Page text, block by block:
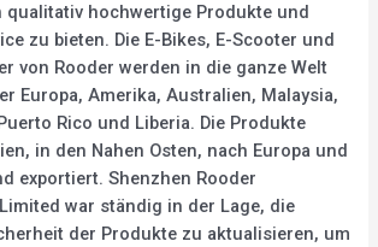
qualitativ hochwertige Produkte und
zu bieten. Die E-Bikes, E-Scooter und
von Rooder werden in die ganze Welt
Europa, Amerika, Australien, Malaysia,
Rico und Liberia. Die Produkte
in den Nahen Osten, nach Europa und
exportiert. Shenzhen Rooder
war ständig in der Lage, die
der Produkte zu aktualisieren, um